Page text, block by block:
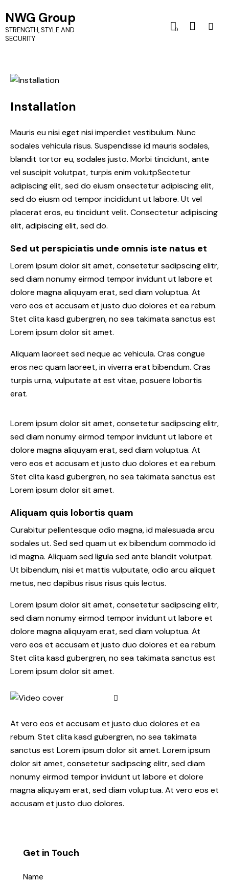
NWG Group
STRENGTH, STYLE AND
SECURITY
0
Installation
Mauris eu nisi eget nisi imperdiet vestibulum. Nunc
sodales vehicula risus. Suspendisse id mauris sodales,
blandit tortor eu, sodales justo. Morbi tincidunt, ante
vel suscipit volutpat, turpis enim volutpSectetur
adipiscing elit, sed do eiusm onsectetur adipiscing elit,
sed do eiusm od tempor incididunt ut labore. Ut vel
placerat eros, eu tincidunt velit. Consectetur adipiscing
elit, adipiscing elit, sed do.
Sed ut perspiciatis unde omnis iste natus et
Lorem ipsum dolor sit amet, consetetur sadipscing elitr,
sed diam nonumy eirmod tempor invidunt ut labore et
dolore magna aliquyam erat, sed diam voluptua. At
vero eos et accusam et justo duo dolores et ea rebum.
Stet clita kasd gubergren, no sea takimata sanctus est
Lorem ipsum dolor sit amet.
Aliquam laoreet sed neque ac vehicula. Cras congue
eros nec quam laoreet, in viverra erat bibendum. Cras
turpis urna, vulputate at est vitae, posuere lobortis
erat.
Lorem ipsum dolor sit amet, consetetur sadipscing elitr,
sed diam nonumy eirmod tempor invidunt ut labore et
dolore magna aliquyam erat, sed diam voluptua. At
vero eos et accusam et justo duo dolores et ea rebum.
Stet clita kasd gubergren, no sea takimata sanctus est
Lorem ipsum dolor sit amet.
Aliquam quis lobortis quam
Curabitur pellentesque odio magna, id malesuada arcu
sodales ut. Sed sed quam ut ex bibendum commodo id
id magna. Aliquam sed ligula sed ante blandit volutpat.
Ut bibendum, nisi et mattis vulputate, odio arcu aliquet
metus, nec dapibus risus risus quis lectus.
Lorem ipsum dolor sit amet, consetetur sadipscing elitr,
sed diam nonumy eirmod tempor invidunt ut labore et
dolore magna aliquyam erat, sed diam voluptua. At
vero eos et accusam et justo duo dolores et ea rebum.
Stet clita kasd gubergren, no sea takimata sanctus est
Lorem ipsum dolor sit amet.
At vero eos et accusam et justo duo dolores et ea
rebum. Stet clita kasd gubergren, no sea takimata
sanctus est Lorem ipsum dolor sit amet. Lorem ipsum
dolor sit amet, consetetur sadipscing elitr, sed diam
nonumy eirmod tempor invidunt ut labore et dolore
magna aliquyam erat, sed diam voluptua. At vero eos et
accusam et justo duo dolores.
Get in Touch